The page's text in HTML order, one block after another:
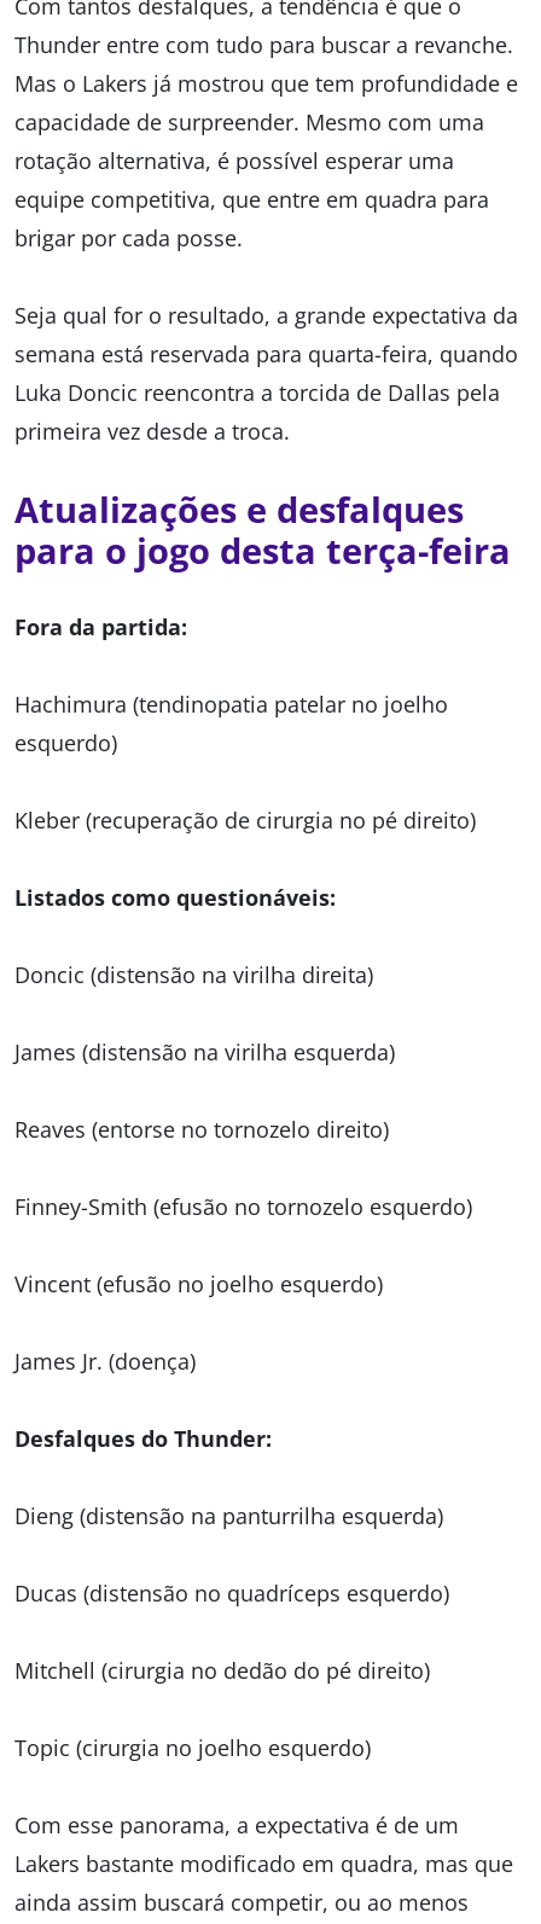
Com tantos desfalques, a tendência é que o
Thunder entre com tudo para buscar a revanche.
Mas o Lakers já mostrou que tem profundidade e
capacidade de surpreender. Mesmo com uma
rotação alternativa, é possível esperar uma
equipe competitiva, que entre em quadra para
brigar por cada posse.
Seja qual for o resultado, a grande expectativa da
semana está reservada para quarta-feira, quando
Luka Doncic reencontra a torcida de Dallas pela
primeira vez desde a troca.
Atualizações e desfalques
para o jogo desta terça-feira
Fora da partida:
Hachimura (tendinopatia patelar no joelho
esquerdo)
Kleber (recuperação de cirurgia no pé direito)
Listados como questionáveis:
Doncic (distensão na virilha direita)
James (distensão na virilha esquerda)
Reaves (entorse no tornozelo direito)
Finney-Smith (efusão no tornozelo esquerdo)
Vincent (efusão no joelho esquerdo)
James Jr. (doença)
Desfalques do Thunder:
Dieng (distensão na panturrilha esquerda)
Ducas (distensão no quadríceps esquerdo)
Mitchell (cirurgia no dedão do pé direito)
Topic (cirurgia no joelho esquerdo)
Com esse panorama, a expectativa é de um
Lakers bastante modificado em quadra, mas que
ainda assim buscará competir, ou ao menos